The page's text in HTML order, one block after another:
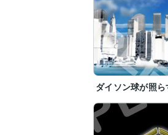
ダイソン球が照